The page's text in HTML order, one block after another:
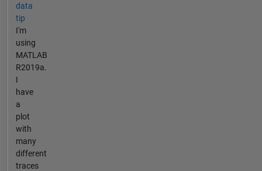
data
tip
I'm
using
MATLAB
R2019a.
I
have
a
plot
with
many
different
traces